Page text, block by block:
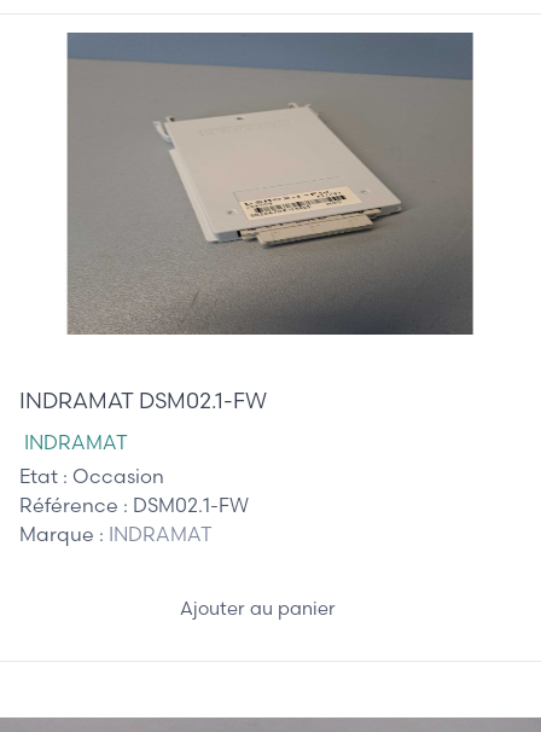
INDRAMAT DSM02.1-FW
INDRAMAT
Etat : Occasion
Référence : DSM02.1-FW
Marque : INDRAMAT
Ajouter au panier